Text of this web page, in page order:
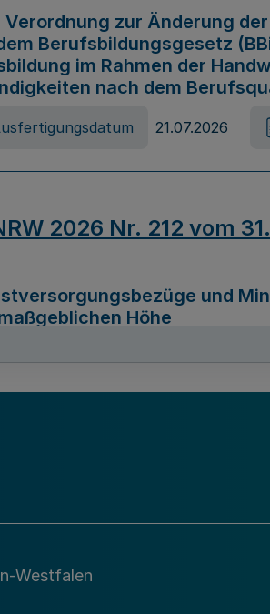
zur Änderung
Berufsbildungsgesetz
im Rahmen der
nach dem
21.07.2026
2026 Nr. 212 vom
und
Höhe
zur Durchführung des
Westfalen